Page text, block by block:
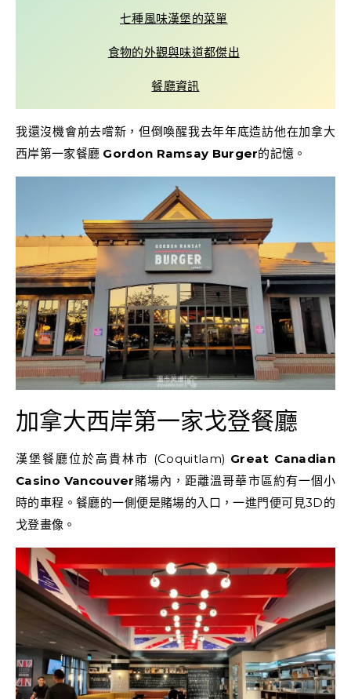
七種風味漢堡的菜單
食物的外觀與味道都傑出
餐廳資訊
我還沒機會前去嚐新，但倒喚醒我去年年底造訪他在加拿大
西岸第一家餐廳 Gordon Ramsay Burger的記憶。
加拿大西岸第一家戈登餐廳
漢堡餐廳位於高貴林市 (Coquitlam) Great Canadian
Casino Vancouver賭場內，距離溫哥華市區約有一個小
時的車程。餐廳的一側便是賭場的入口，一進門便可見3D的
戈登畫像。